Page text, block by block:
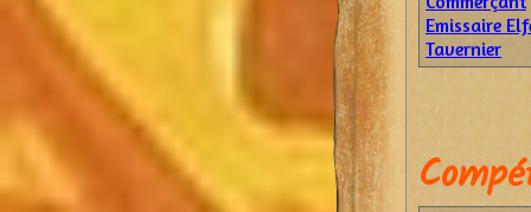
Emissaire
Tavernier